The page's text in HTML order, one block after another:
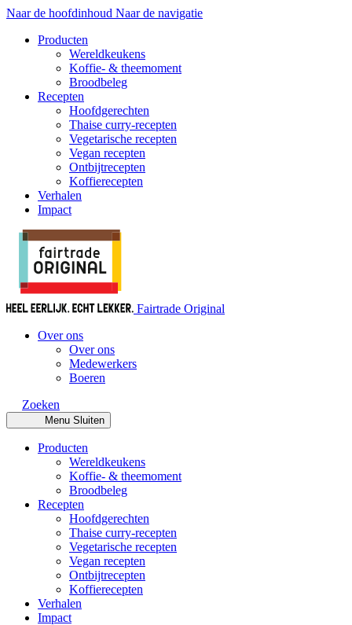
Naar de hoofdinhoud Naar de navigatie
Producten
Wereldkeukens
Koffie- & theemoment
Broodbeleg
Recepten
Hoofdgerechten
Thaise curry-recepten
Vegetarische recepten
Vegan recepten
Ontbijtrecepten
Koffierecepten
Verhalen
Impact
Fairtrade Original
Over ons
Over ons
Medewerkers
Boeren
Zoeken
Menu Sluiten
Producten
Wereldkeukens
Koffie- & theemoment
Broodbeleg
Recepten
Hoofdgerechten
Thaise curry-recepten
Vegetarische recepten
Vegan recepten
Ontbijtrecepten
Koffierecepten
Verhalen
Impact